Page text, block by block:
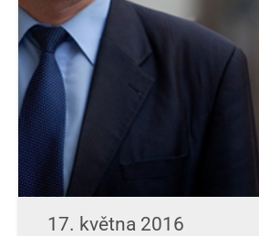
17. května 2016